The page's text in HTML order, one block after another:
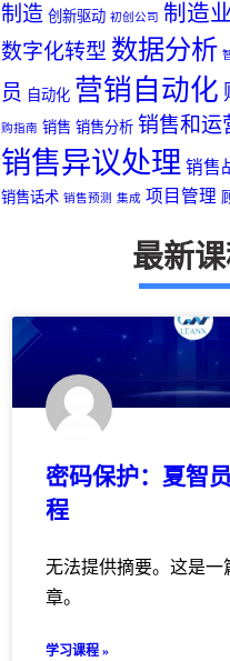
制造 创新驱动 初创公司 制造业
数字化转型 数据分析
员 自动化 营销自动化
购指南 销售 销售分析 销售和运
销售异议处理 销售
销售话术 销售预测 集成 项目管理
最新
密码保护：夏智
程
无法提供摘要。这是一
章。
学习课程 »